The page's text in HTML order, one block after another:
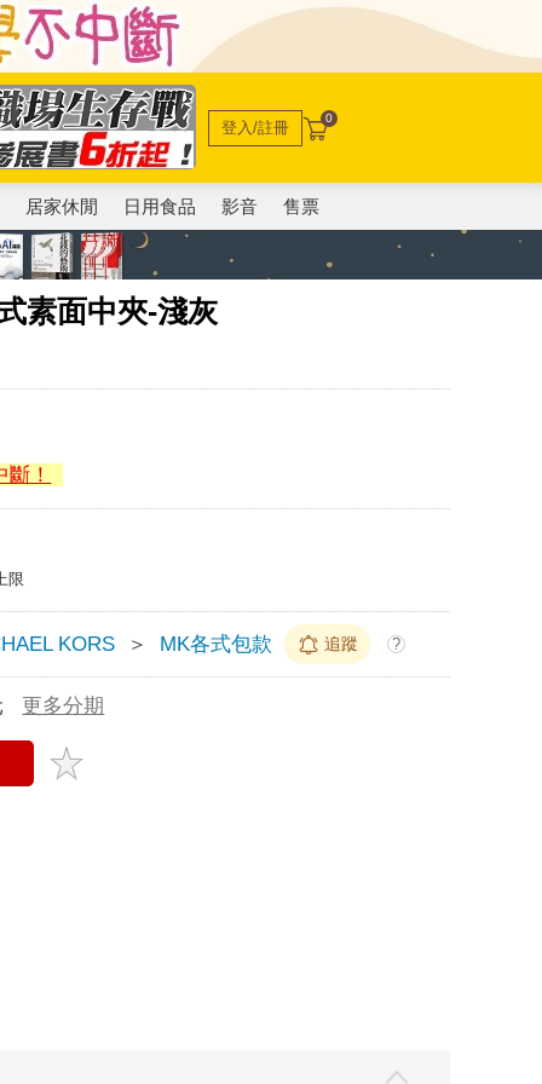
登入/註冊 0
居家休閒 日用食品 影音 售票
素面中夾-淺灰
！
限
KORS ＞ MK各式包款 追蹤 ?
更多分期